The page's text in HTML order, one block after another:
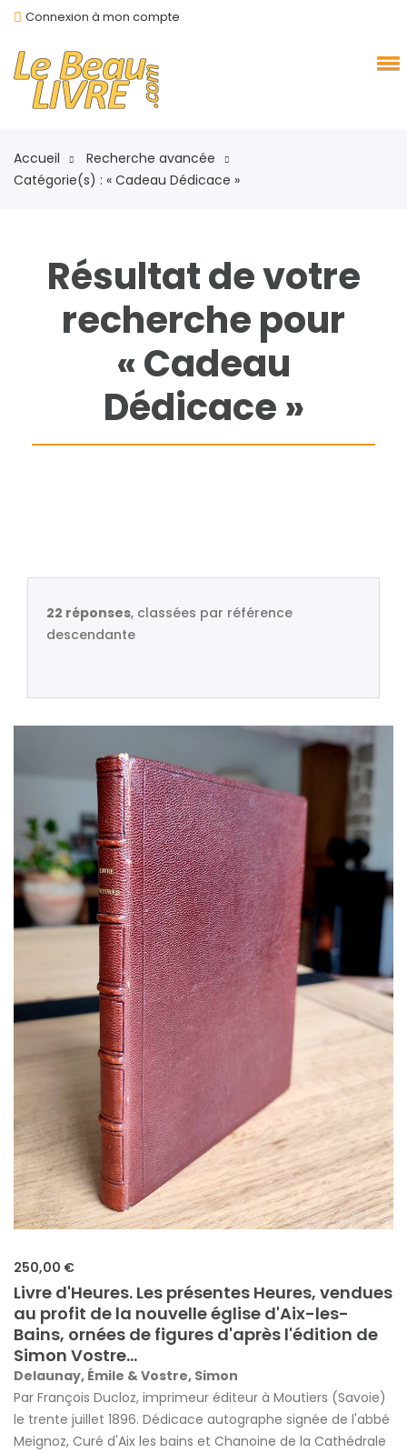
Connexion à mon compte
Accueil
Recherche avancée
Catégorie(s) : « Cadeau Dédicace »
Résultat de votre
recherche pour
« Cadeau
Dédicace »
22 réponses, classées par référence
descendante
250,00 €
Livre d'Heures. Les présentes Heures, vendues
au profit de la nouvelle église d'Aix-les-
Bains, ornées de figures d'après l'édition de
Simon Vostre...
Delaunay, Émile & Vostre, Simon
Par François Ducloz, imprimeur éditeur à Moutiers (Savoie)
le trente juillet 1896. Dédicace autographe signée de l'abbé
Meignoz, Curé d'Aix les bains et Chanoine de la Cathédrale